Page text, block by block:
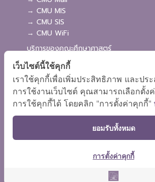
→ CMU MIS
→ CMU SIS
→ CMU WiFi
บริการของคณะศึกษาศาสตร์
→ เว็บไซต์คณะศึกษาศาสตร์
→ ระบบจัดการเว็บไซต์
→ ระบบ Admission
→ EDU MIS
→ EDU SIS
Copyright © 2018 EDU CMU All rights
เว็บไซต์นี้ใช้คุกกี้
เราใช้คุกกี้เพื่อเพิ่มประสิทธิภาพ และปร
การใช้งานเว็บไซต์ คุณสามารถเลือกตั้ง
การใช้คุกกี้ได้ โดยคลิก "การตั้งค่าคุกกี้"
ยอมรับทั้งหมด
การตั้งค่าคุกกี้